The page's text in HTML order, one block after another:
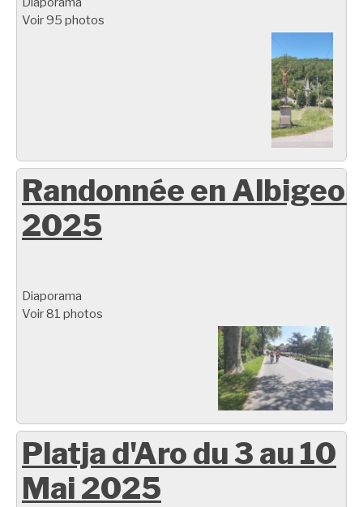
Voir 95 photos
Randonnée en
2025
Diaporama
Voir 81 photos
Platja d'Aro du 3 au 10
Mai 2025